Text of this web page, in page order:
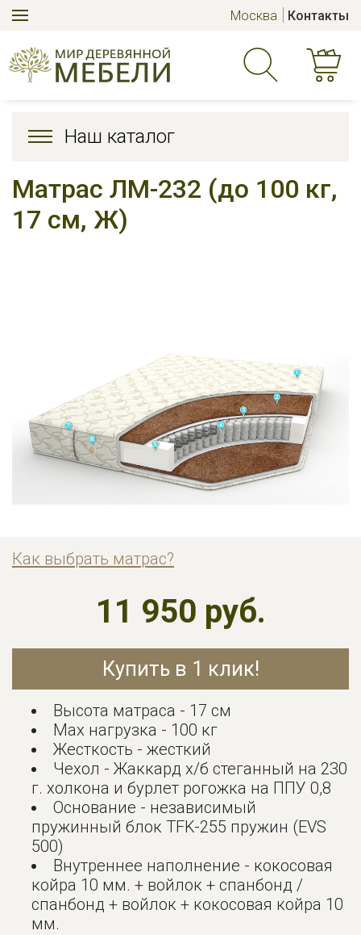
Москва Контакты
Наш каталог
Матрас ЛМ-232 (до 100 кг,
17 см, Ж)
Как выбрать матрас?
Купить в 1 клик!
11 950 руб.
Высота матраса - 17 см
Мах нагрузка - 100 кг
Жесткость - жесткий
Чехол - Жаккард х/б стеганный на 230
г. холкона и бурлет рогожка на ППУ 0,8
Основание - независимый
пружинный блок TFK-255 пружин (EVS
500)
Внутреннее наполнение - кокосовая
койра 10 мм. + войлок + спанбонд /
спанбонд + войлок + кокосовая койра 10
мм.